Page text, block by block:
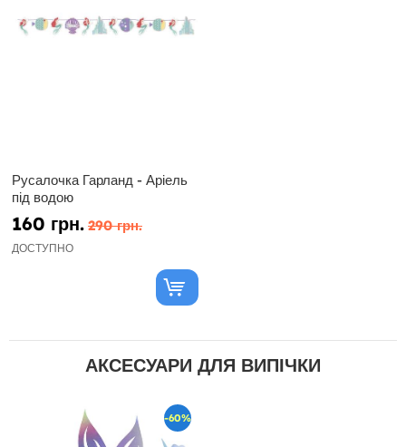
Русалочка Гарланд - Аріель
під водою
160 грн. 290 грн.
ДОСТУПНО
АКСЕСУАРИ ДЛЯ ВИПІЧКИ
-60%